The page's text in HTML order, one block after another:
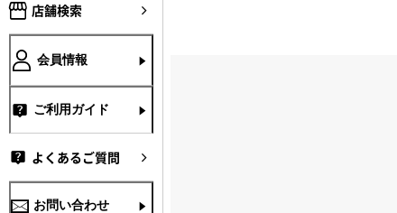
店舗検索
会員情報
ご利用ガイド
よくあるご質問
お問い合わせ